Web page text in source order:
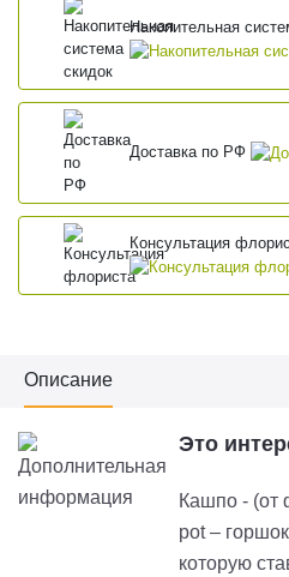
Накопительная
Доставка по РФ
Консультация
Описание
Это
Кашпо - (от
pot –
которую